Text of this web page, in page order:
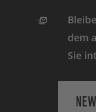
dem
Sie